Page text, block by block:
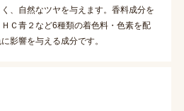
、自然なツヤを与えます。香料成分を
Ｃ青２など6種類の着色料・色素を配
影響を与える成分です。